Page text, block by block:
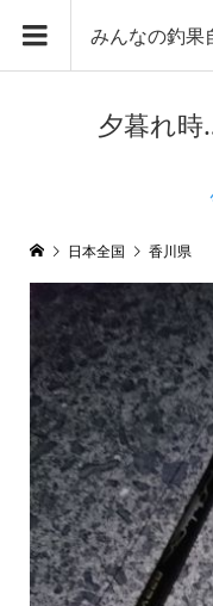
みんなの釣果
夕暮れ
日本全国 香川県